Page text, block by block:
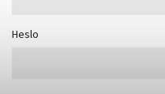
Heslo